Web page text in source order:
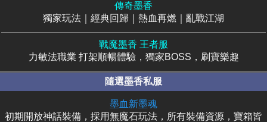
傳奇墨香
獨家玩法｜經典回歸｜熱血再燃｜亂戰江湖
戰魔墨香 王者服
力敏法職業 打架順暢體驗，獨家BOSS，刷寶樂趣
隨選墨香私服
墨血新墨魂
初期開放神話裝備，採用無魔石玩法，所有裝備資源，寶箱皆